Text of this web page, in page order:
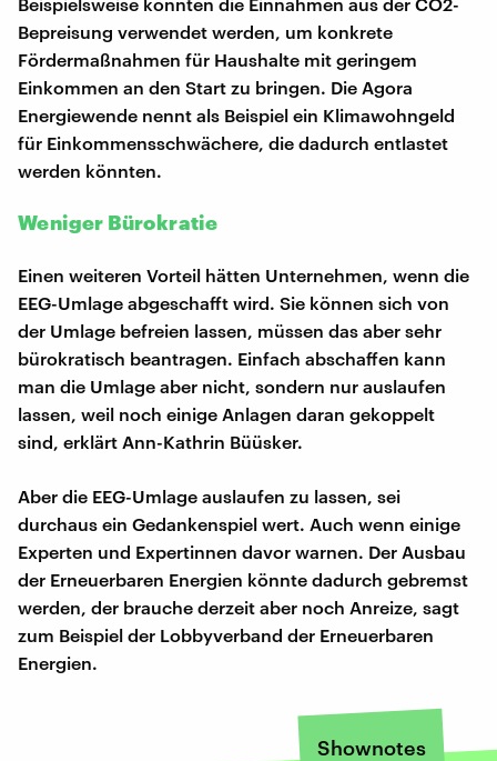
Bepreisung verwendet werden, um konkrete
Fördermaßnahmen für Haushalte mit geringem
Einkommen an den Start zu bringen. Die Agora
Energiewende nennt als Beispiel ein Klimawohngeld
für Einkommensschwächere, die dadurch entlastet
werden könnten.
Weniger Bürokratie
Einen weiteren Vorteil hätten Unternehmen, wenn die
EEG-Umlage abgeschafft wird. Sie können sich von
der Umlage befreien lassen, müssen das aber sehr
bürokratisch beantragen. Einfach abschaffen kann
man die Umlage aber nicht, sondern nur auslaufen
lassen, weil noch einige Anlagen daran gekoppelt
sind, erklärt Ann-Kathrin Büüsker.
Aber die EEG-Umlage auslaufen zu lassen, sei
durchaus ein Gedankenspiel wert. Auch wenn einige
Experten und Expertinnen davor warnen. Der Ausbau
der Erneuerbaren Energien könnte dadurch gebremst
werden, der brauche derzeit aber noch Anreize, sagt
zum Beispiel der Lobbyverband der Erneuerbaren
Energien.
Shownotes